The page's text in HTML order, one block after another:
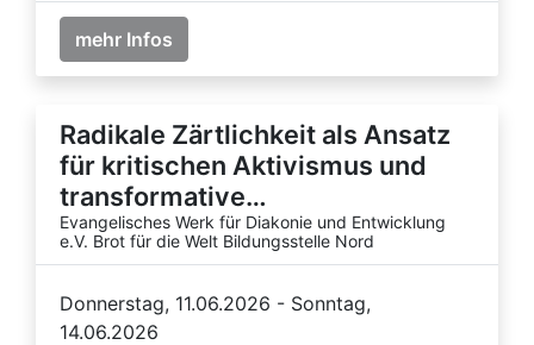
mehr Infos
Radikale Zärtlichkeit als Ansatz
für kritischen Aktivismus und
transformative…
Evangelisches Werk für Diakonie und Entwicklung
e.V. Brot für die Welt Bildungsstelle Nord
Donnerstag, 11.06.2026 - Sonntag,
14.06.2026